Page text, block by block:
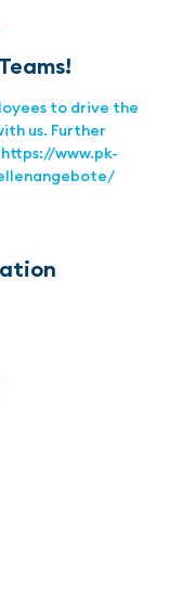
to drive the
us. Further
www.pk-